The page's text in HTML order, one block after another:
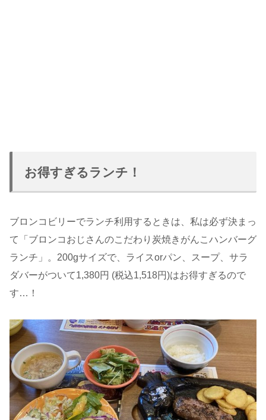
お得すぎるランチ！
ブロンコビリーでランチ利用するときは、私は必ず決まっ
て「ブロンコおじさんのこだわり炭焼きがんこハンバーグ
ランチ」。200gサイズで、ライスorパン、スープ、サラ
ダバーがついて1,380円 (税込1,518円)はお得すぎるので
す…！